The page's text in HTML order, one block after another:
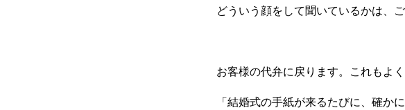
どういう顔をして聞いているかは、
お客様の代弁に戻ります。これもよく
「結婚式の手紙が来るたびに、確か